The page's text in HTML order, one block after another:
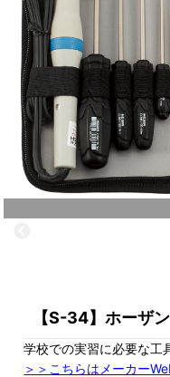
【S-34】ホーザ
学校での実習に必要な工
＞＞こちらはメーカー